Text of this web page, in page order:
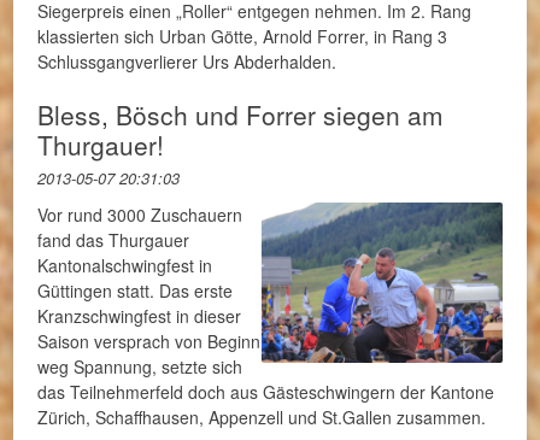
Siegerpreis einen „Roller“ entgegen nehmen. Im 2. Rang
klassierten sich Urban Götte, Arnold Forrer, in Rang 3
Schlussgangverlierer Urs Abderhalden.
Bless, Bösch und Forrer siegen am
Thurgauer!
2013-05-07 20:31:03
Vor rund 3000 Zuschauern
fand das Thurgauer
Kantonalschwingfest in
Güttingen statt. Das erste
Kranzschwingfest in dieser
Saison versprach von Beginn
weg Spannung, setzte sich
das Teilnehmerfeld doch aus Gästeschwingern der Kantone
Zürich, Schaffhausen, Appenzell und St.Gallen zusammen.